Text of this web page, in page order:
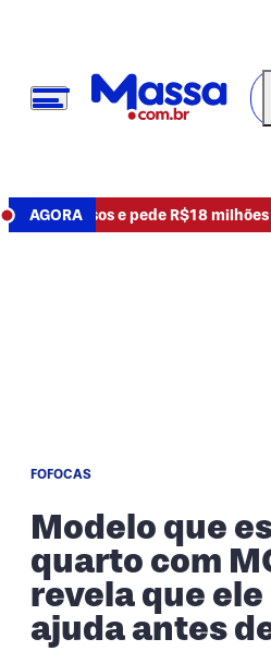
AGORA
abusos e pede R$18 milhões •
FOFOCAS
Modelo que
quarto com
revela que
ajuda antes